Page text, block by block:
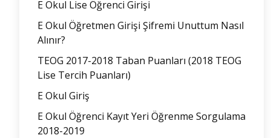
E Okul Lise Öğrenci Girişi
E Okul Öğretmen Girişi Şifremi Unuttum Nasıl
Alınır?
TEOG 2017-2018 Taban Puanları (2018 TEOG
Lise Tercih Puanları)
E Okul Giriş
E Okul Öğrenci Kayıt Yeri Öğrenme Sorgulama
2018-2019